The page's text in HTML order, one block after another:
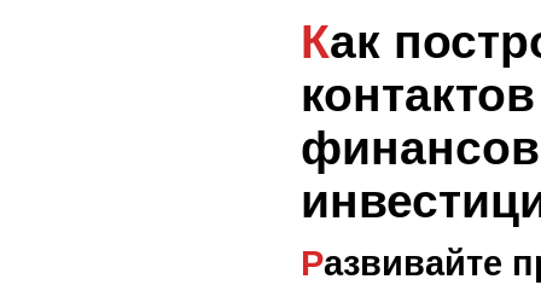
Как построить сеть
Развивайте профессиональные